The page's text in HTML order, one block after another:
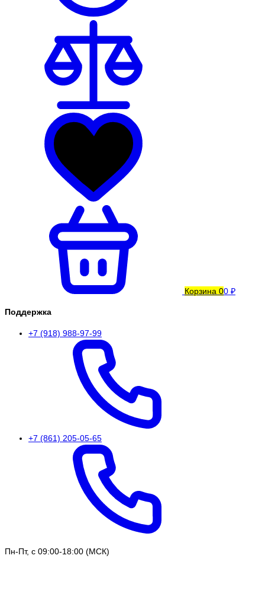
Корзина 00 ₽
Поддержка
+7 (918) 988-97-99
+7 (861) 205-05-65
Пн-Пт, с 09:00-18:00 (МСК)